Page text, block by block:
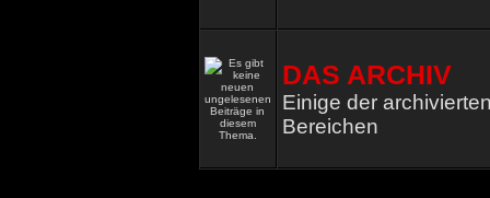
DAS ARCHIV
Einige der
Bereichen